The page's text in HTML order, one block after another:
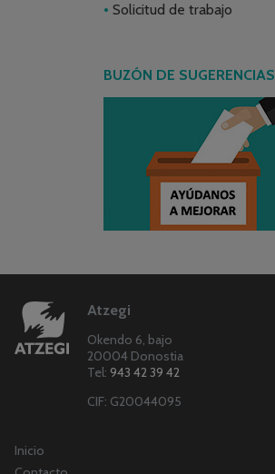
Solicitud de trabajo
BUZÓN DE SUGERENCIAS
Atzegi
Okendo 6, bajo
20004 Donostia
Tel: 943 42 39 42
CIF: G20044095
Inicio